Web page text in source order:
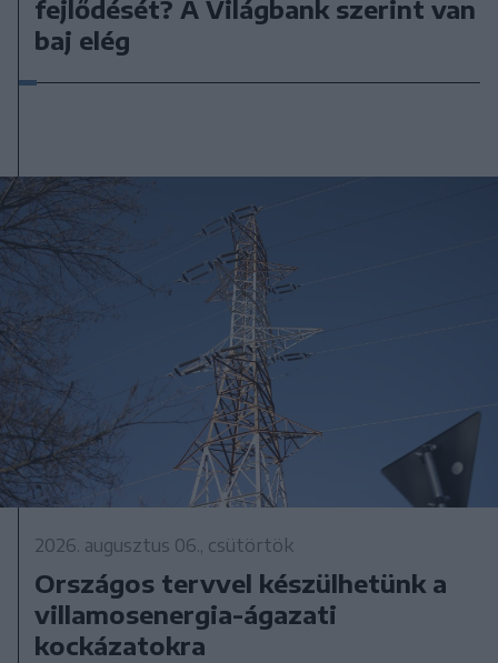
fejlődését? A Világbank szerint van
baj elég
2026. augusztus 06., csütörtök
Országos tervvel készülhetünk a
villamosenergia-ágazati
kockázatokra